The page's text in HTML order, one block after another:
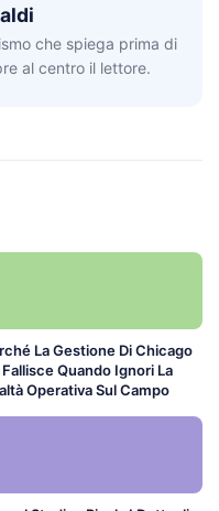
che spiega prima di
al centro il lettore.
La Gestione Di Chicago
Fallisce Quando Ignori La
Operativa Sul Campo